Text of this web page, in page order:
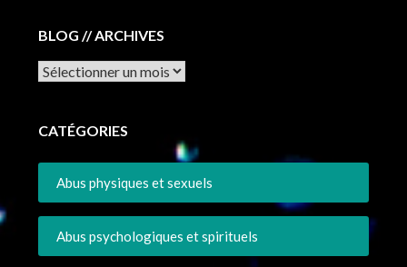
BLOG // ARCHIVES
Archives
CATÉGORIES
Abus physiques et sexuels
Abus psychologiques et spirituels